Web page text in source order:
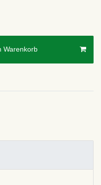
Warenkorb